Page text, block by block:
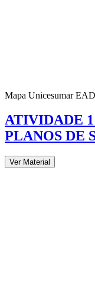
Mapa Unicesumar EAD
ATIVIDADE
PLANOS DE
Ver Material